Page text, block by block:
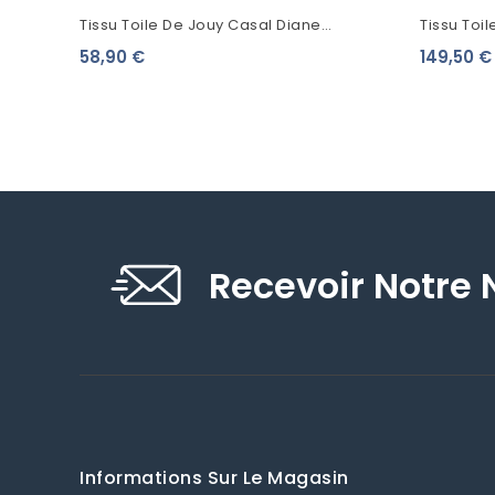
Tissu Toile De Jouy Casal Diane
Chasseresse Bleu 30276/16
58,90 €
Tissu
Ballon De
149,50 €
Recevoir Notre
Informations Sur Le Magasin